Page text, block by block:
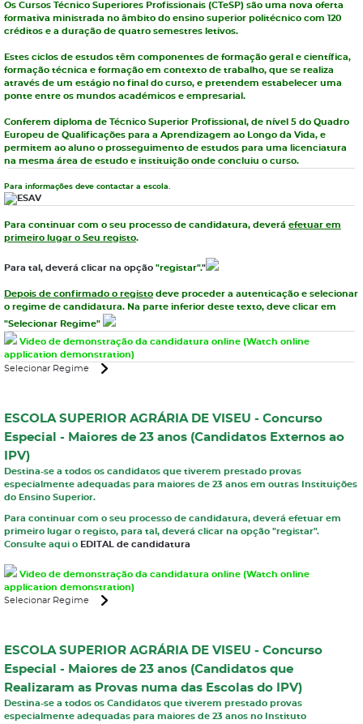
Os Cursos Técnico Superiores Profissionais (CTeSP) são uma nova oferta
formativa ministrada no âmbito do ensino superior politécnico com 120
créditos e a duração de quatro semestres letivos.
Estes ciclos de estudos têm componentes de formação geral e científica,
formação técnica e formação em contexto de trabalho, que se realiza
através de um estágio no final do curso, e pretendem estabelecer uma
ponte entre os mundos académicos e empresarial.
Conferem diploma de Técnico Superior Profissional, de nível 5 do Quadro
Europeu de Qualificações para a Aprendizagem ao Longo da Vida, e
permitem ao aluno o prosseguimento de estudos para uma licenciatura
na mesma área de estudo e instituição onde concluiu o curso.
Para informações deve contactar a escola.
Para continuar com o seu processo de candidatura, deverá efetuar em
primeiro lugar o Seu registo.
Para tal, deverá clicar na opção "registar"."
Depois de confirmado o registo deve proceder a autenticação e selecionar
o regime de candidatura. Na parte inferior deste texto, deve clicar em
"Selecionar Regime"
Video de demonstração da candidatura online (Watch online
application demonstration)
Selecionar Regime
ESCOLA SUPERIOR AGRÁRIA DE VISEU - Concurso
Especial - Maiores de 23 anos (Candidatos Externos ao
IPV)
Destina-se a todos os candidatos que tiverem prestado provas
especialmente adequadas para maiores de 23 anos em outras Instituições
do Ensino Superior.
Para continuar com o seu processo de candidatura, deverá efetuar em
primeiro lugar o registo, para tal, deverá clicar na opção "registar".
Consulte aqui o EDITAL de candidatura
Video de demonstração da candidatura online (Watch online
application demonstration)
Selecionar Regime
ESCOLA SUPERIOR AGRÁRIA DE VISEU - Concurso
Especial - Maiores de 23 anos (Candidatos que
Realizaram as Provas numa das Escolas do IPV)
Destina-se a todos os Candidatos que tiverem prestado provas
especialmente adequadas para maiores de 23 anos no Instituto